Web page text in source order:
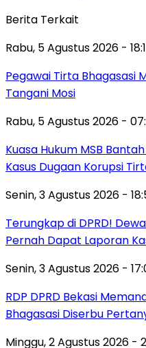
Berita Terkait
Rabu, 5 Agustus 2026 -
Pegawai Tirta Bhagasasi
Tangani Mosi
Rabu, 5 Agustus 2026 -
Kuasa Hukum MSB
Kasus Dugaan Korupsi
Senin, 3 Agustus 2026 -
Terungkap di DPRD!
Pernah Dapat Laporan
Senin, 3 Agustus 2026 -
RDP DPRD Bekasi
Bhagasasi Diserbu
Minggu, 2 Agustus 2026 -